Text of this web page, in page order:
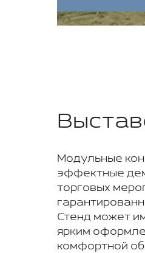
Модульные
эффектные
торговых
Стенд может
ярким
комфортной